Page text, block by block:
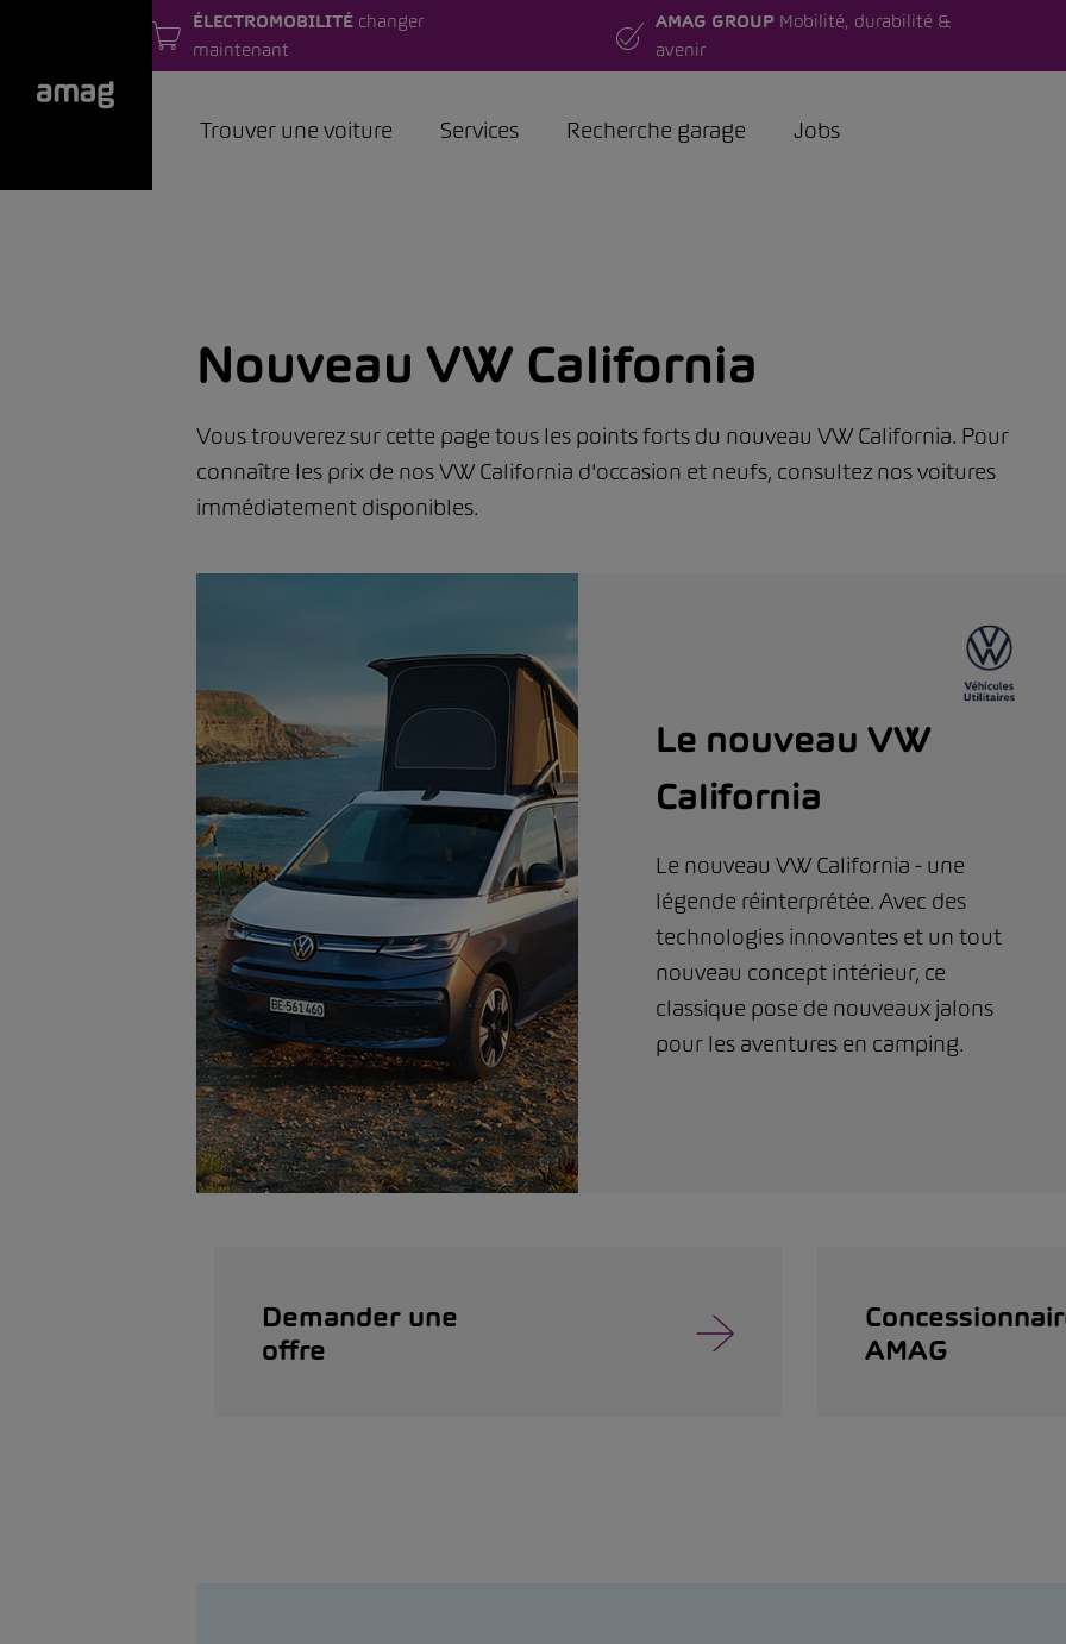
ÉLECTROMOBILITÉ changer
maintenant
AMAG GROUP Mobilité, durabilité &
avenir
Trouver une voiture Services Recherche garage Jobs
Nouveau VW California
Vous trouverez sur cette page tous les points forts du nouveau VW California. Pour
connaître les prix de nos VW California d'occasion et neufs, consultez nos voitures
immédiatement disponibles.
Le nouveau VW
California
Le nouveau VW California - une
légende réinterprétée. Avec des
technologies innovantes et un tout
nouveau concept intérieur, ce
classique pose de nouveaux jalons
pour les aventures en camping.
Demander une
offre
AMAG